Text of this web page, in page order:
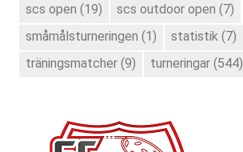
scs open (19) scs outdoor open (7)
småmålsturneringen (1) statistik (7)
träningsmatcher (9) turneringar (544)